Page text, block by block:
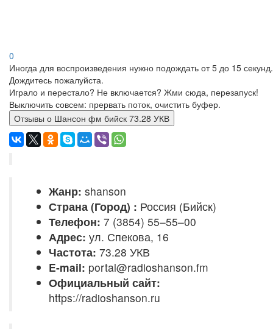
0
Иногда для воспроизведения нужно подождать от 5 до 15 секунд.
Дождитесь пожалуйста.
Играло и перестало? Не включается? Жми сюда, перезапуск!
Выключить совсем: прервать поток, очистить буфер.
Отзывы о Шансон фм бийск 73.28 УКВ
Жанр: shanson
Страна (Город) : Россия (Бийск)
Телефон: 7 (3854) 55–55–00
Адрес: ул. Спекова, 16
Частота: 73.28 УКВ
E-mail: portal@radioshanson.fm
Официальный сайт:
https://radioshanson.ru